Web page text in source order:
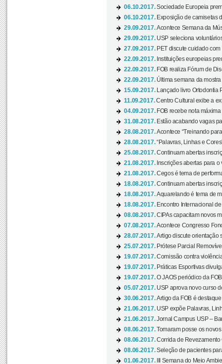
06.10.2017.Sociedade Europeia
06.10.2017. Exposição de camisetas
29.09.2017.Acontece Semana da
29.09.2017. USP seleciona
27.09.2017. PET discute cuidado
22.09.2017. Instituições europeias
22.09.2017. FOB realiza Fórum de
22.09.2017. Última semana da mostra
15.09.2017.
Lançado livro Ortodontia
11.09.2017.Centro Cultural exibe a
04.09.2017. FOB recebe nota
31.08.2017. Estão acabando vagas
28.08.2017.Acontece “Treinando
28.08.2017.“Palavras, Linhas e
25.08.2017.Continuam abertas
21.08.2017. Inscrições abertas para
21.08.2017.Cegos é tema de
18.08.2017.Continuam abertas
18.08.2017.Aquarelando é tema de
18.08.2017. Encontro Internacional
08.08.2017.CIPAs capacitam novos
07.08.2017.Acontece Congresso
28.07.2017.Artigo discute orientação
25.07.2017. Prótese Parcial
19.07.2017.Comissão contra
19.07.2017. Práticas Esportivas
19.07.2017.O JAOS periódico da
05.07.2017. USP aprova novo curso
30.06.2017.Artigo da FOB é
21.06.2017. USP expõe Palavras,
21.06.2017.Jornal Campus USP –
08.06.2017.Tomaram posse os
08.06.2017.Corrida de Revezamento
08.06.2017.Seleção de pacientes
01.06.2017.
III Semana do Meio